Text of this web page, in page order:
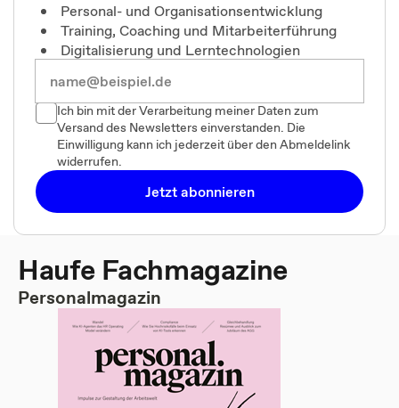
Personal- und Organisationsentwicklung
Training, Coaching und Mitarbeiterführung
Digitalisierung und Lerntechnologien
Ich bin mit der Verarbeitung meiner Daten zum
Versand des Newsletters einverstanden. Die
Einwilligung kann ich jederzeit über den Abmeldelink
widerrufen.
Jetzt abonnieren
Haufe Fachmagazine
Personalmagazin